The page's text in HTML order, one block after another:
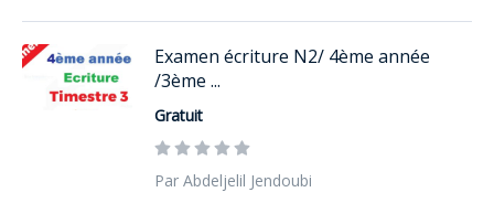
Examen écriture N2/ 4ème année
/3ème ...
Gratuit
Par Abdeljelil Jendoubi